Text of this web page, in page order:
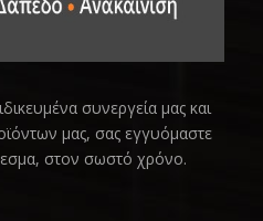
συνεργεία μας και
μας, σας εγγυόμαστε
στον σωστό χρόνο.